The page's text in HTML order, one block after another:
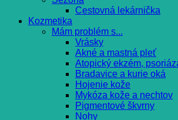
Cestovná lekárnička
Kozmetika
Mám problém s...
Vrásky
Akné a mastná pleť
Atopický ekzém,
Bradavice a kurie oká
Hojenie kože
Mykóza kože a nechtov
Pigmentové škvrny
Nohy